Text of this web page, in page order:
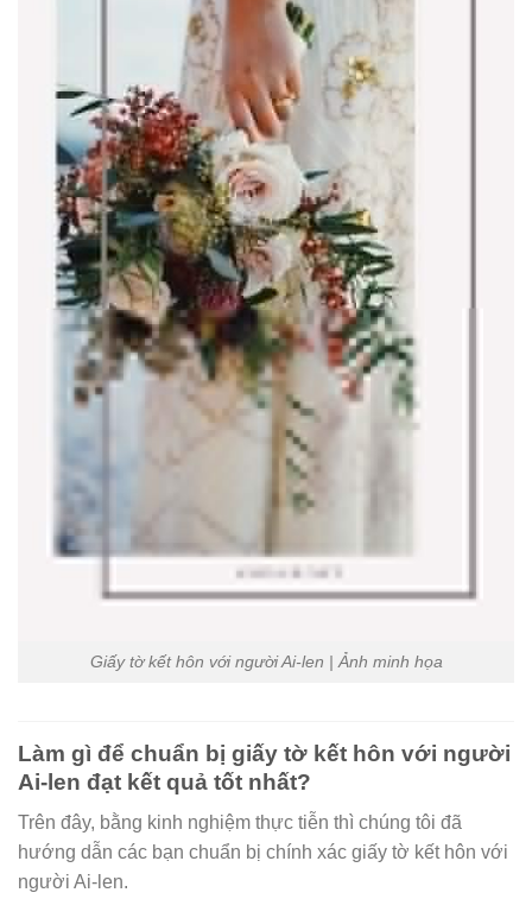
Giấy tờ kết hôn với người Ai-len | Ảnh minh họa
Làm gì để chuẩn bị giấy tờ kết hôn với người
Ai-len đạt kết quả tốt nhất?
Trên đây, bằng kinh nghiệm thực tiễn thì chúng tôi đã
hướng dẫn các bạn chuẩn bị chính xác giấy tờ kết hôn với
người Ai-len.